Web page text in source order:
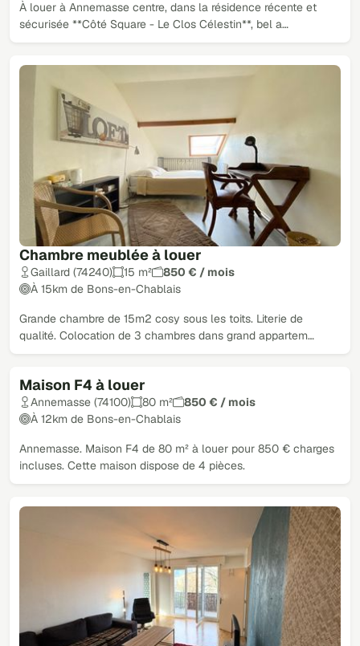
À louer à Annemasse centre, dans la résidence récente et
sécurisée **Côté Square - Le Clos Célestin**, bel a…
Chambre meublée à louer
Gaillard (74240) 15 m²
850 € / mois
À 15km de Bons-en-Chablais
Grande chambre de 15m2 cosy sous les toits. Literie de
qualité. Colocation de 3 chambres dans grand appartem…
Maison F4 à louer
Annemasse (74100) 80 m²
850 € / mois
À 12km de Bons-en-Chablais
Annemasse. Maison F4 de 80 m² à louer pour 850 € charges
incluses. Cette maison dispose de 4 pièces.